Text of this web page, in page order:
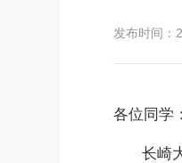
发布时间：
各位同学：
长崎